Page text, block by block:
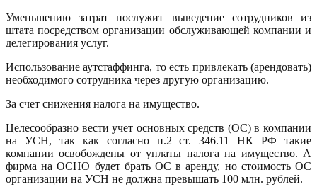
Уменьшению затрат послужит выведение сотрудников из
штата посредством организации обслуживающей компании и
делегирования услуг.
Использование аутстаффинга, то есть привлекать (арендовать)
необходимого сотрудника через другую организацию.
За счет снижения налога на имущество.
Целесообразно вести учет основных средств (ОС) в компании
на УСН, так как согласно п.2 ст. 346.11 НК РФ такие
компании освобождены от уплаты налога на имущество. А
фирма на ОСНО будет брать ОС в аренду, но стоимость ОС
организации на УСН не должна превышать 100 млн. рублей.